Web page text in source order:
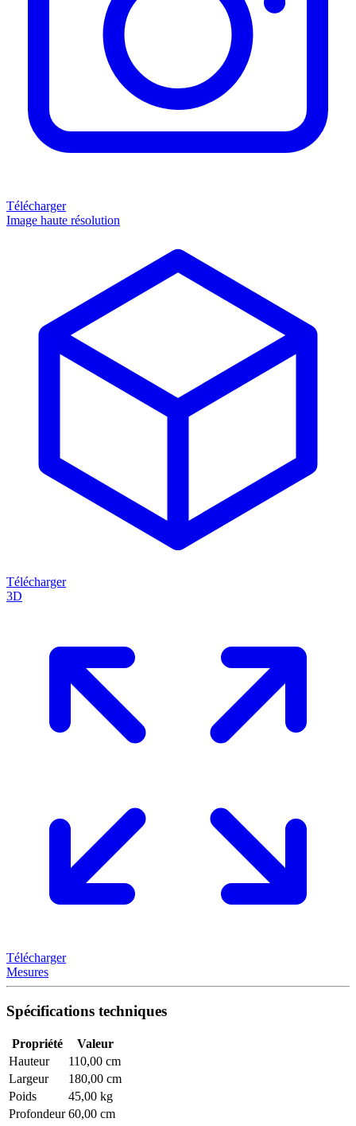
Télécharger
Image haute résolution
Télécharger
3D
Télécharger
Mesures
Spécifications techniques
Propriété
Valeur
Hauteur
110,00 cm
Largeur
180,00 cm
Poids
45,00 kg
Profondeur 60,00 cm